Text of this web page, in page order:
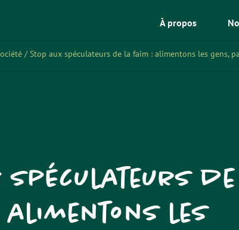
À propos
/Stop aux spéculateurs de la faim : alimentons les gens,
spéculateurs de
les